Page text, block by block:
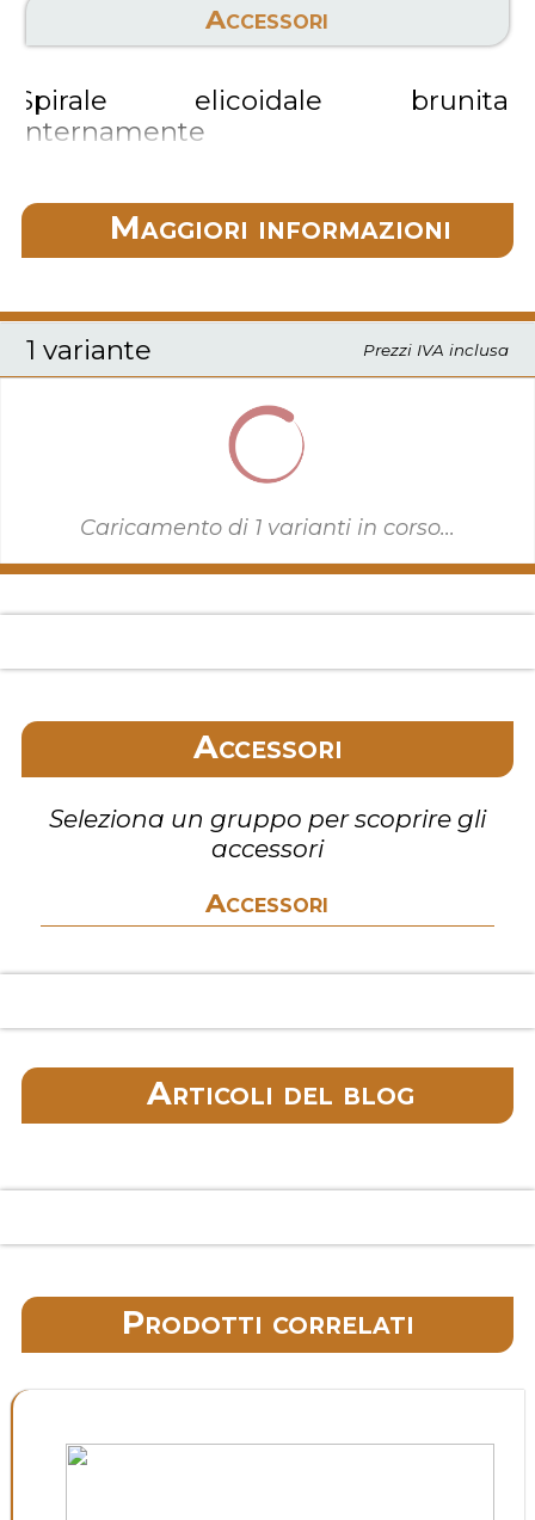
Accessori
Spirale elicoidale brunita
internamente
Dotata di centrino e 2 taglienti
1 variante Prezzi IVA inclusa
Caricamento di 1 varianti in corso...
Accessori
Seleziona un gruppo per scoprire gli
accessori
Accessori
Maggiori informazioni
Articoli del blog
Prodotti correlati